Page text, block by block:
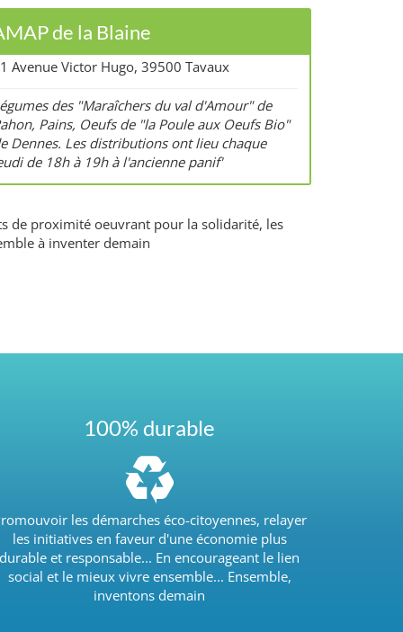
de la Blaine
Avenue Victor Hugo, 39500 Tavaux
des "Maraîchers du val d'Amour" de
Pains, Oeufs de "la Poule aux Oeufs Bio"
Dennes. Les distributions ont lieu chaque
de 18h à 19h à l'ancienne panif'
de proximité oeuvrant pour la solidarité, les
à inventer demain
100% durable
les démarches éco-citoyennes, relayer
les initiatives en faveur d'une économie plus
durable et responsable... En encourageant le lien
social et le mieux vivre ensemble... Ensemble,
inventons demain